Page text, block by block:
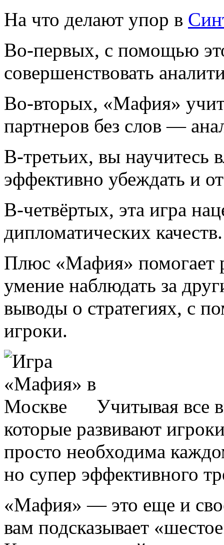
На что делают упор в
Во-первых, с помощью
совершенствовать
Во-вторых, «Мафия» учит
партнеров без слов —
В-третьих, вы научитесь
эффективно убеждать и
В-четвёртых, эта игра
дипломатических качеств.
Плюс «Мафия» помогает
умение наблюдать за
выводы о стратегиях, с
игроки.
Учитывая все
которые развивают
просто необходима
но супер эффективного
«Мафия» — это еще и
вам подсказывает